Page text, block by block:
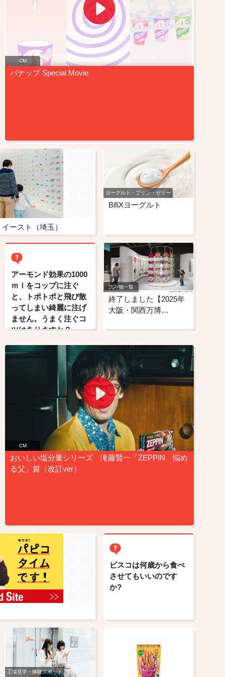
CM
パナップ Special Movie
ースト（埼玉）
ヨーグルト・プリン・ゼリー
BifiXヨーグルト
アーモンド効果の1000
ｍｌをコップに注ぐ
と、トポトポと飛び散
ってしまい綺麗に注げ
ません。うまく注ぐコ
ツはありますか？
読み物一覧
終了しました【2025年
大阪・関西万博…
CM
おいしい塩分量シリーズ 滝藤賢一「ZEPPIN 悩め
る父」篇（改訂ver）
ビスコは何歳から食べ
させてもいいのです
か?
工場見学・体験スポット